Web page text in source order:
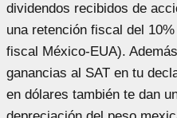
dividendos recibidos de
una retención fiscal del
fiscal México-EUA).
ganancias al SAT en tu
en dólares también te dan